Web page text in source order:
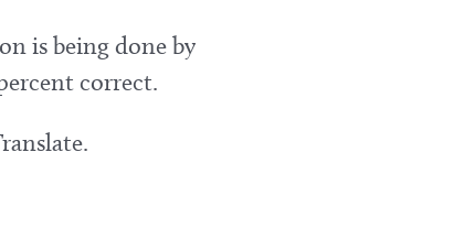
is being done by
correct.